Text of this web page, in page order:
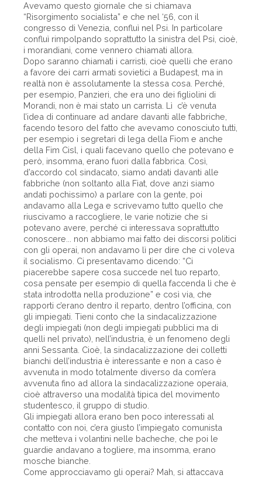
Avevamo questo giornale che si chiamava
“Risorgimento socialista” e che nel ‘56, con il
congresso di Venezia, confluì nel Psi. In particolare
confluì rimpolpando soprattutto la sinistra del Psi, cioè,
i morandiani, come vennero chiamati allora.
Dopo saranno chiamati i carristi, cioè quelli che erano
a favore dei carri armati sovietici a Budapest, ma in
realtà non è assolutamente la stessa cosa. Perché,
per esempio, Panzieri, che era uno dei figliolini di
Morandi, non è mai stato un carrista. Lì c’è venuta
l’idea di continuare ad andare davanti alle fabbriche,
facendo tesoro del fatto che avevamo conosciuto tutti,
per esempio i segretari di lega della Fiom e anche
della Fim Cisl, i quali facevano quello che potevano e
però, insomma, erano fuori dalla fabbrica. Così,
d’accordo col sindacato, siamo andati davanti alle
fabbriche (non soltanto alla Fiat, dove anzi siamo
andati pochissimo) a parlare con la gente, poi
andavamo alla Lega e scrivevamo tutto quello che
riuscivamo a raccogliere, le varie notizie che si
potevano avere, perché ci interessava soprattutto
conoscere... non abbiamo mai fatto dei discorsi politici
con gli operai, non andavamo lì per dire che ci voleva
il socialismo. Ci presentavamo dicendo: “Ci
piacerebbe sapere cosa succede nel tuo reparto,
cosa pensate per esempio di quella faccenda lì che è
stata introdotta nella produzione” e così via, che
rapporti c’erano dentro il reparto, dentro l’officina, con
gli impiegati. Tieni conto che la sindacalizzazione
degli impiegati (non degli impiegati pubblici ma di
quelli nel privato), nell’industria, è un fenomeno degli
anni Sessanta. Cioè, la sindacalizzazione dei colletti
bianchi dell’industria è interessante e non a caso è
avvenuta in modo totalmente diverso da com’era
avvenuta fino ad allora la sindacalizzazione operaia,
cioè attraverso una modalità tipica del movimento
studentesco, il gruppo di studio.
Gli impiegati allora erano ben poco interessati al
contatto con noi, c’era giusto l’impiegato comunista
che metteva i volantini nelle bacheche, che poi le
guardie andavano a togliere, ma insomma, erano
mosche bianche.
Come approcciavamo gli operai? Mah, si attaccava